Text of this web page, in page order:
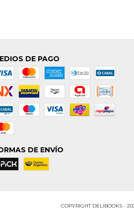
DE PAGO
DE ENVÍO
COPYRIGHT DELIBOOKS -